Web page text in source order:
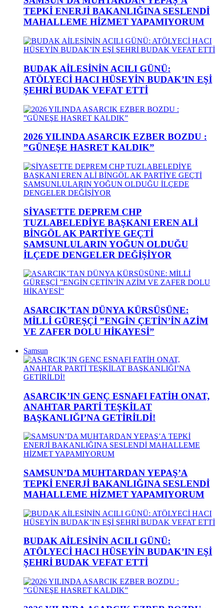
TEPKİ ENERJİ BAKANLIĞINA SESLENDİ
MAHALLEME HİZMET YAPAMIYORUM
BUDAK AİLESİNİN ACILI GÜNÜ:
ATÖLYECİ HACI HÜSEYİN BUDAK’IN EŞİ
ŞEHRİ BUDAK VEFAT ETTİ
2026 YILINDA ASARCIK EZBER BOZDU :
”GÜNEŞE HASRET KALDIK”
SİYASETTE DEPREM CHP
TUZLABELEDİYE BAŞKANI EREN ALİ
BİNGÖL AK PARTİYE GEÇTİ
SAMSUNLULARIN YOĞUN OLDUĞU
İLÇEDE DENGELER DEĞİŞİYOR
ASARCIK’TAN DÜNYA KÜRSÜSÜNE:
MİLLİ GÜREŞÇİ ”ENGİN ÇETİN’İN AZİM
VE ZAFER DOLU HİKAYESİ”
Samsun
ASARCIK’IN GENÇ ESNAFI FATİH ONAT,
ANAHTAR PARTİ TEŞKİLAT
BAŞKANLIĞI’NA GETİRİLDİ!
SAMSUN’DA MUHTARDAN YEPAŞ’A
TEPKİ ENERJİ BAKANLIĞINA SESLENDİ
MAHALLEME HİZMET YAPAMIYORUM
BUDAK AİLESİNİN ACILI GÜNÜ:
ATÖLYECİ HACI HÜSEYİN BUDAK’IN EŞİ
ŞEHRİ BUDAK VEFAT ETTİ